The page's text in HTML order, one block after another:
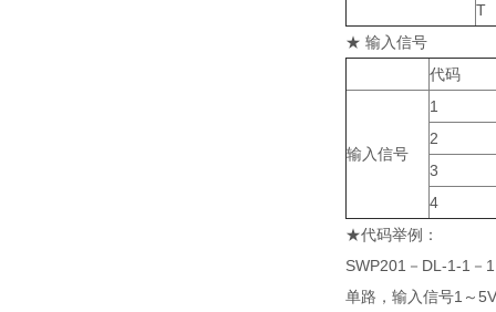
T
★ 输入信号
代码
输入信号
1
2
3
4
★代码举例：
SWP201－DL-1-1－
单路，输入信号1～